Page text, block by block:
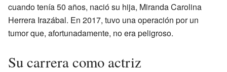
cuando tenía 50 años, nació su hija, Miranda Carolina
Herrera Irazábal. En 2017, tuvo una operación por un
tumor que, afortunadamente, no era peligroso.
Su carrera como actriz